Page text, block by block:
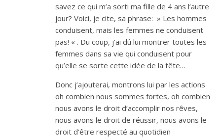
savez ce qui m’a sorti ma fille de 4 ans l’autre
jour? Voici, je cite, sa phrase: » Les hommes
conduisent, mais les femmes ne conduisent
pas! « . Du coup, j’ai dû lui montrer toutes les
femmes dans sa vie qui conduisent pour
qu’elle se sorte cette idée de la tête…
Donc j’ajouterai, montrons lui par les actions
oh combien nous sommes fortes, oh combien
nous avons le droit d’accomplir nos rêves,
nous avons le droit de réussir, nous avons le
droit d’être respecté au quotidien